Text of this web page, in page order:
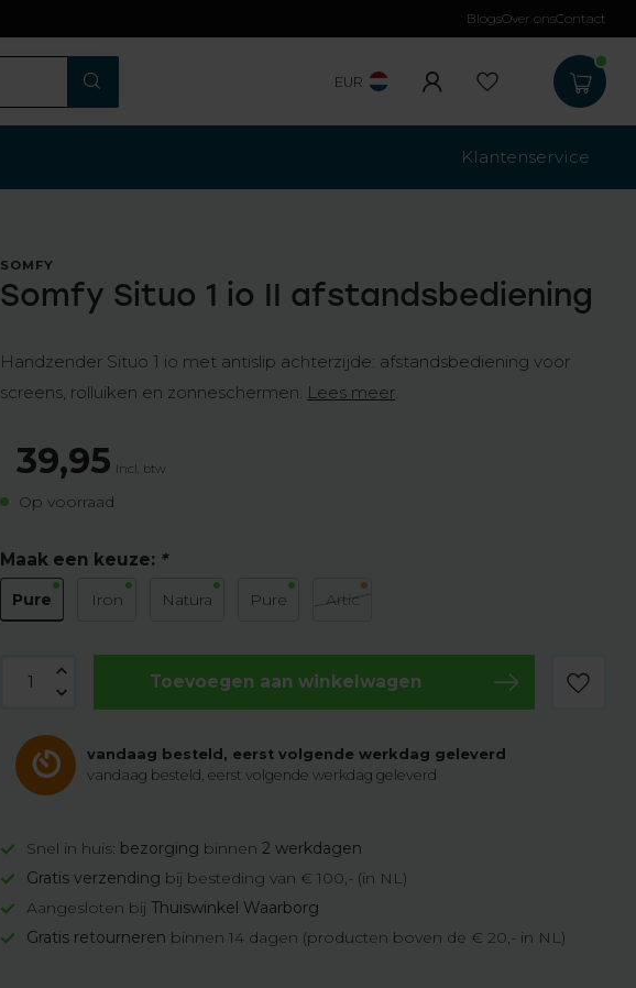
Gratis verzending
BlogsOver onsContact
EUR
Klantenservice
SOMFY
Somfy Situo 1 io II afstandsbediening
Handzender Situo 1 io met antislip achterzijde: afstandsbediening voor
screens, rolluiken en zonneschermen. Lees meer.
39,95 Incl. btw
Op voorraad
Maak een keuze: *
Pure Iron Natura Pure Artic
Toevoegen aan winkelwagen
vandaag besteld, eerst volgende werkdag geleverd
vandaag besteld, eerst volgende werkdag geleverd
Snel in huis: bezorging binnen2 werkdagen
Gratis verzending bij besteding van € 100,- (in NL)
Aangesloten bijThuiswinkel Waarborg
Gratis retourneren binnen 14 dagen (producten boven de € 20,- in NL)